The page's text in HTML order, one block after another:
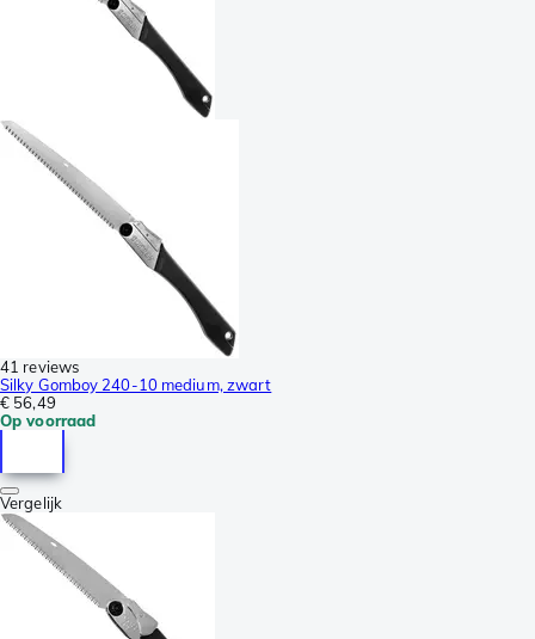
41 reviews
Silky Gomboy 240-10 medium, zwart
€ 56,49
Op voorraad
Vergelijk